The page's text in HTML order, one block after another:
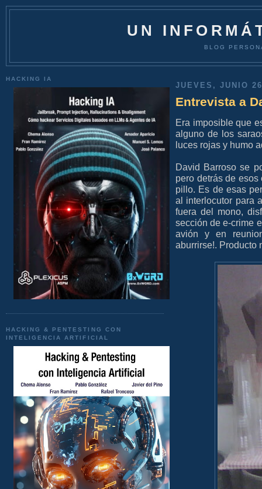
UN
BLOG
HACKING IA
HACKING & PENTESTING CON
INTELIGENCIA ARTIFICIAL
JUEVES, JUNIO
Entrevista a
Era imposible que
alguno de los
luces rojas y humo
David Barroso se
pero detrás de
pillo. Es de esas
al interlocutor para
fuera del mono,
sección de e-crime
avión y en
aburrirse!. Producto